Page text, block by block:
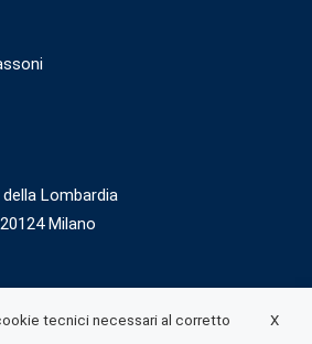
Lombardia
Milano
X
tecnici necessari al corretto